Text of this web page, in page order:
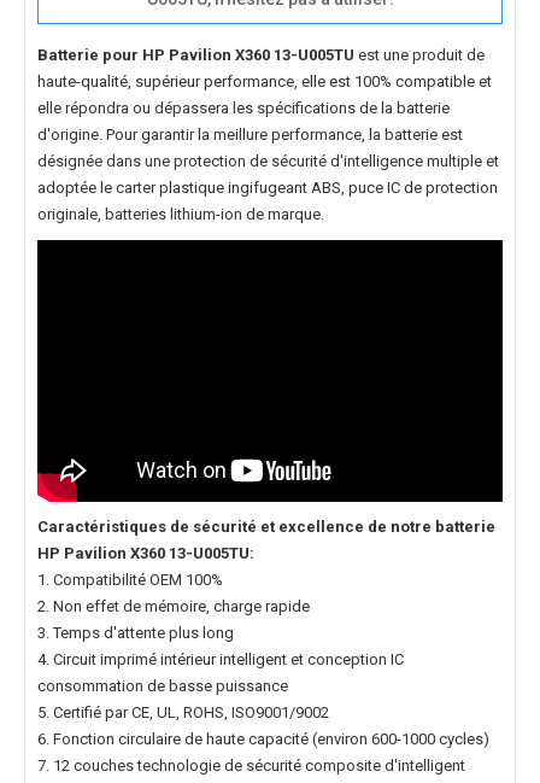
Batterie pour HP Pavilion X360 13-U005TU est une produit de
haute-qualité, supérieur performance, elle est 100% compatible et
elle répondra ou dépassera les spécifications de la batterie
d'origine. Pour garantir la meillure performance, la batterie est
désignée dans une protection de sécurité d'intelligence multiple et
adoptée le carter plastique ingifugeant ABS, puce IC de protection
originale, batteries lithium-ion de marque.
Caractéristiques de sécurité et excellence de notre batterie
HP Pavilion X360 13-U005TU:
1. Compatibilité OEM 100%
2. Non effet de mémoire, charge rapide
3. Temps d'attente plus long
4. Circuit imprimé intérieur intelligent et conception IC
consommation de basse puissance
5. Certifié par CE, UL, ROHS, ISO9001/9002
6. Fonction circulaire de haute capacité (environ 600-1000 cycles)
7. 12 couches technologie de sécurité composite d'intelligent